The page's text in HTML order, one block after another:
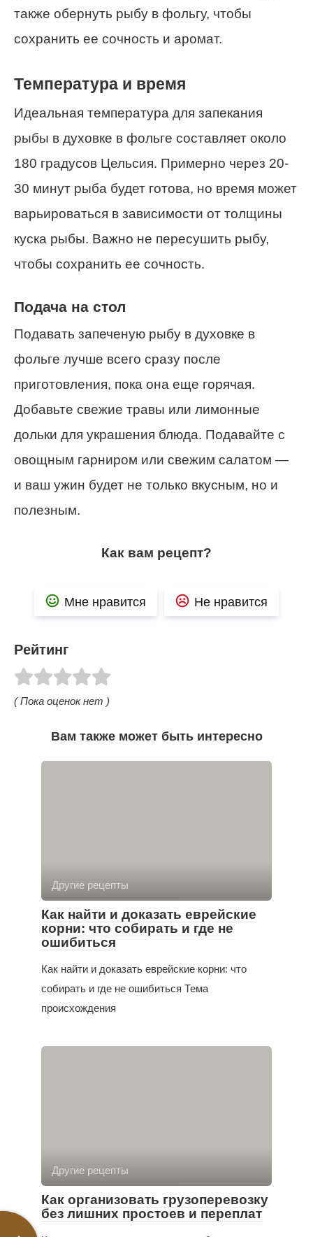
также обернуть рыбу в фольгу, чтобы
сохранить ее сочность и аромат.
Температура и время
Идеальная температура для запекания
рыбы в духовке в фольге составляет около
180 градусов Цельсия. Примерно через 20-
30 минут рыба будет готова, но время может
варьироваться в зависимости от толщины
куска рыбы. Важно не пересушить рыбу,
чтобы сохранить ее сочность.
Подача на стол
Подавать запеченую рыбу в духовке в
фольге лучше всего сразу после
приготовления, пока она еще горячая.
Добавьте свежие травы или лимонные
дольки для украшения блюда. Подавайте с
овощным гарниром или свежим салатом —
и ваш ужин будет не только вкусным, но и
полезным.
Как вам рецепт?
Мне нравится Не нравится
Рейтинг
( Пока оценок нет )
Вам также может быть интересно
Другие рецепты
Как найти и доказать еврейские
корни: что собирать и где не
ошибиться
Как найти и доказать еврейские корни: что
собирать и где не ошибиться Тема
происхождения
Другие рецепты
Как организовать грузоперевозку
без лишних простоев и переплат